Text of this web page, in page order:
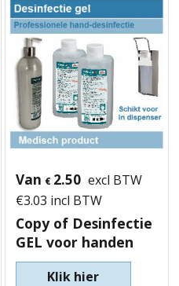
Van € 2.50 excl BTW
€3.03 incl BTW
Copy of Desinfectie
GEL voor handen
Klik hier